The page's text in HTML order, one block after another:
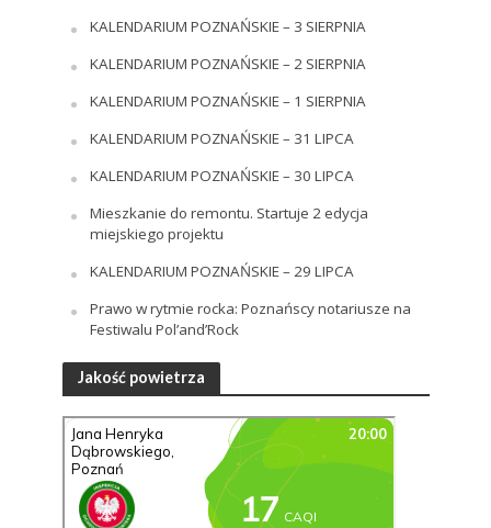
KALENDARIUM POZNAŃSKIE – 3 SIERPNIA
KALENDARIUM POZNAŃSKIE – 2 SIERPNIA
KALENDARIUM POZNAŃSKIE – 1 SIERPNIA
KALENDARIUM POZNAŃSKIE – 31 LIPCA
KALENDARIUM POZNAŃSKIE – 30 LIPCA
Mieszkanie do remontu. Startuje 2 edycja
miejskiego projektu
KALENDARIUM POZNAŃSKIE – 29 LIPCA
Prawo w rytmie rocka: Poznańscy notariusze na
Festiwalu Pol’and’Rock
Jakość powietrza